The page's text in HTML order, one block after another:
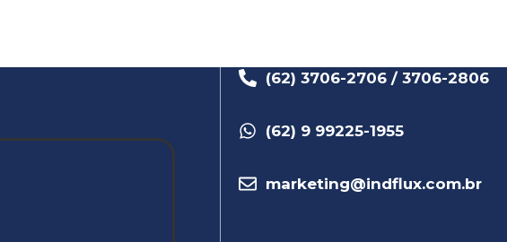
(62) 3706-2706 / 3706-2806
(62) 9 99225-1955
marketing@indflux.com.br